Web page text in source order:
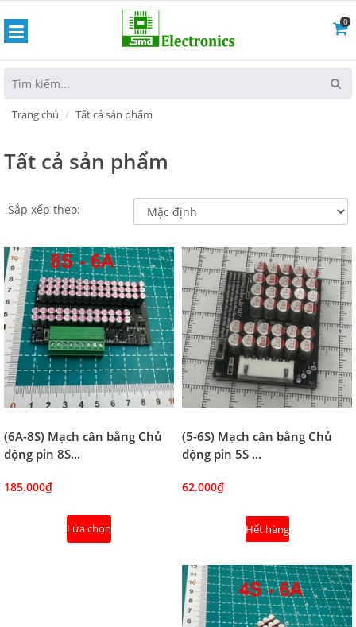
0
Trang chủ Tất cả sản phẩm
Tất cả sản phẩm
Sắp xếp theo:
(6A-8S) Mạch cân bằng Chủ
động pin 8S...
185.000₫
Lựa chọn
(5-6S) Mạch cân bằng Chủ
động pin 5S ...
62.000₫
Hết hàng